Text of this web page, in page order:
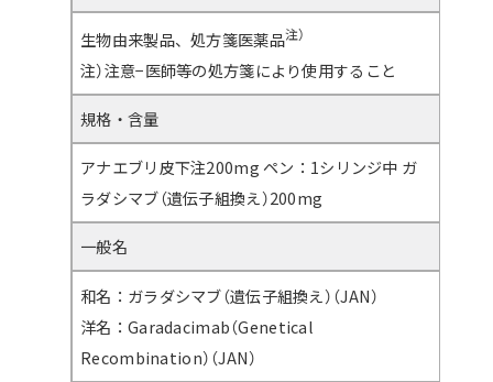
生物由来製品、処方箋医薬品注）
注）注意−医師等の処方箋により使用すること
規格・含量
アナエブリ皮下注200mg ペン：1シリンジ中 ガ
ラダシマブ（遺伝子組換え）200mg
一般名
和名：ガラダシマブ（遺伝子組換え）（JAN）
洋名：Garadacimab（Genetical
Recombination）（JAN）